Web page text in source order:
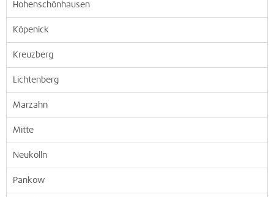
Hohenschönhausen
Köpenick
Kreuzberg
Lichtenberg
Marzahn
Mitte
Neukölln
Pankow